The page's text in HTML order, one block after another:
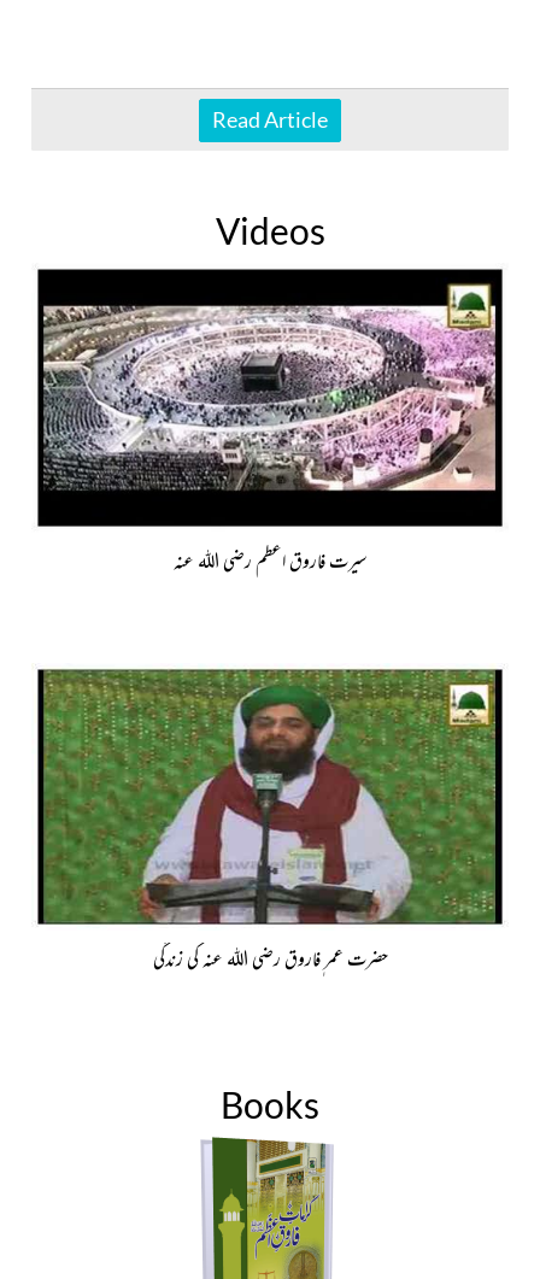
Read Article
Videos
سیرت فاروق اعظم رضی اللہ عنہ
حضرت عمر ٖفاروق رضی اللہ عنہ کی زندگی
Books